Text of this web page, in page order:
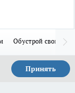
Обустрой свой дом
Принять